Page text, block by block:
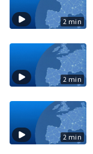
2 min
2 min
2 min